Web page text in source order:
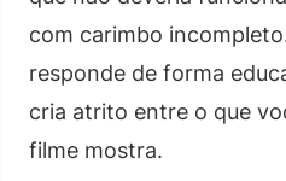
com carimbo
responde de forma
cria atrito entre o que
filme mostra.